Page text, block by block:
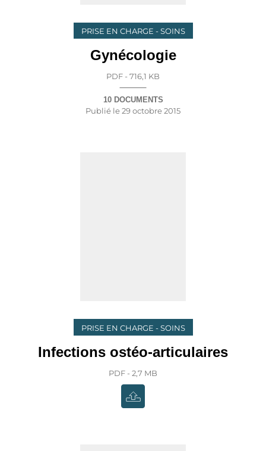
PRISE EN CHARGE - SOINS
Gynécologie
PDF - 716,1 KB
10 DOCUMENTS
Publié le29 octobre 2015
PRISE EN CHARGE - SOINS
Infections ostéo-articulaires
PDF - 2,7 MB